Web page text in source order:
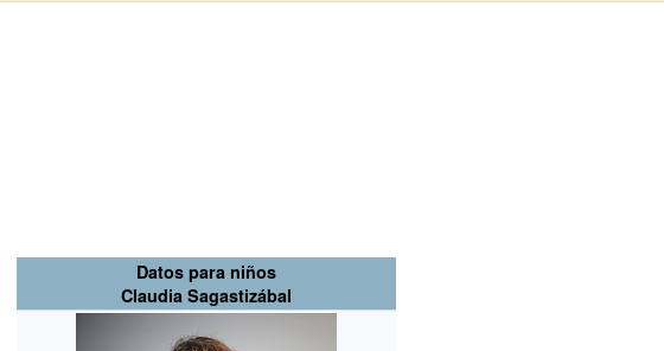
Datos para niños
Claudia Sagastizábal